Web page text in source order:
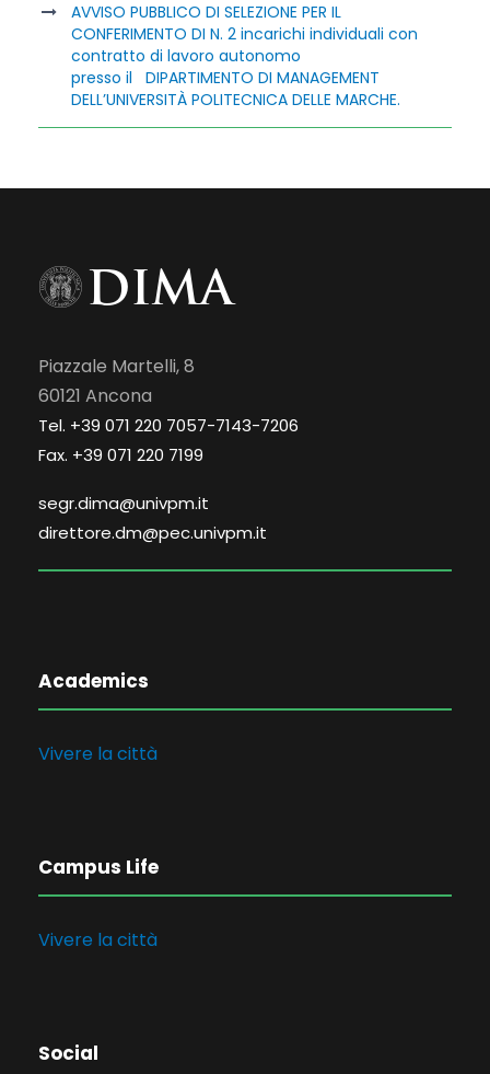
AVVISO PUBBLICO DI SELEZIONE PER IL
CONFERIMENTO DI N. 2 incarichi individuali con
contratto di lavoro autonomo
presso il DIPARTIMENTO DI MANAGEMENT
DELL’UNIVERSITÀ POLITECNICA DELLE MARCHE.
Piazzale Martelli, 8
60121 Ancona
Tel. +39 071 220 7057-7143-7206
Fax. +39 071 220 7199
segr.dima@univpm.it
direttore.dm@pec.univpm.it
Academics
Vivere la città
Campus Life
Vivere la città
Social